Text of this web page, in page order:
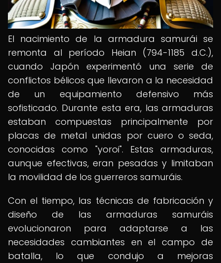
El nacimiento de la armadura samurái se
remonta al período Heian (794-1185 d.C.),
cuando Japón experimentó una serie de
conflictos bélicos que llevaron a la necesidad
de un equipamiento defensivo más
sofisticado. Durante esta era, las armaduras
estaban compuestas principalmente por
placas de metal unidas por cuero o seda,
conocidas como "yoroi". Estas armaduras,
aunque efectivas, eran pesadas y limitaban
la movilidad de los guerreros samuráis.
Con el tiempo, las técnicas de fabricación y
diseño de las armaduras samuráis
evolucionaron para adaptarse a las
necesidades cambiantes en el campo de
batalla, lo que condujo a mejoras